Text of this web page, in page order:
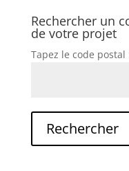
Rechercher un
de votre projet
Tapez le code postal